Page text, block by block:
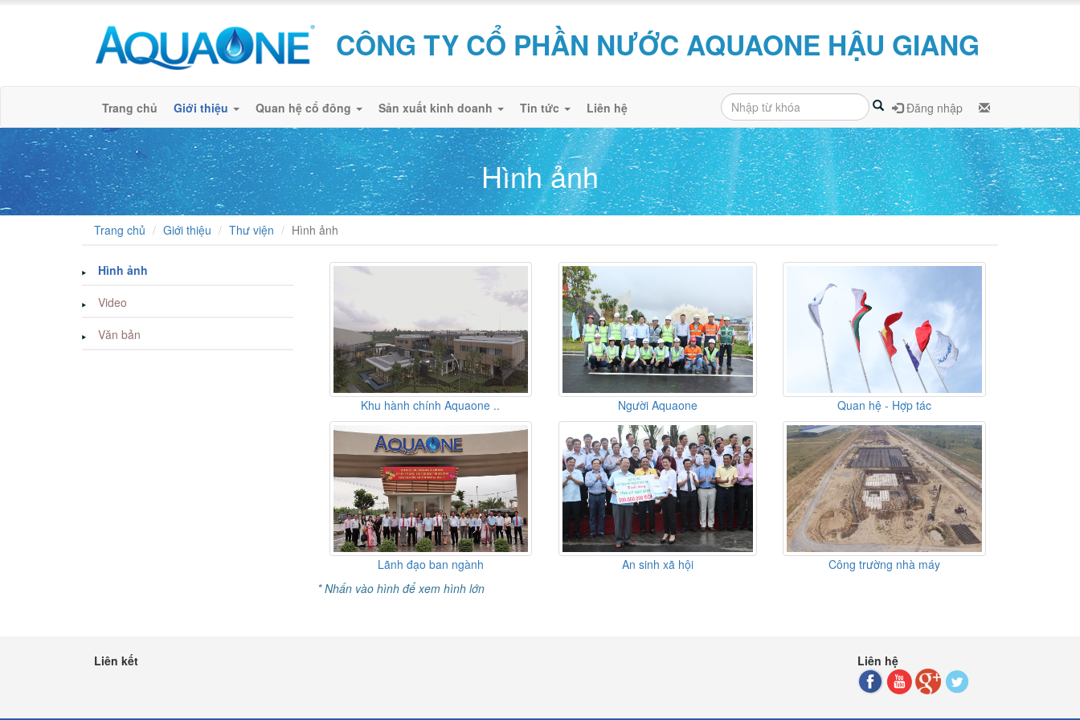
CÔNG TY CỔ PHẦN NƯỚC AQUAONE HẬU GIANG
Trang chủ Giới thiệu Quan hệ cổ đông Sản xuất kinh doanh Tin tức Liên hệ Đăng nhập
Hình ảnh
Trang chủ Giới thiệu Thư viện Hình ảnh
Khu hành chính Aquaone .. Người Aquaone Quan hệ - Hợp tác
Lãnh đạo ban ngành An sinh xã hội
Công trường nhà máy
* Nhấn vào hình để xem hình lớn
Hình ảnh
Video
Văn bản
Liên kết Liên hệ